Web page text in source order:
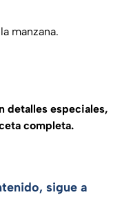
manzana.
detalles especiales,
completa.
sigue a